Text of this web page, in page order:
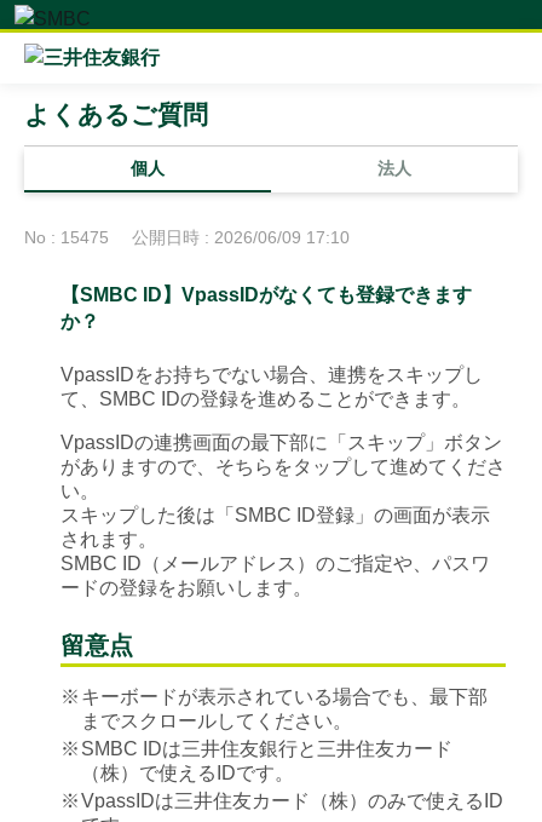
個人 法人
よくあるご質問
No : 15475 公開日時 : 2026/06/09 17:10
【SMBC ID】VpassIDがなくても登録できます
か？
VpassIDをお持ちでない場合、連携をスキップし
て、SMBC IDの登録を進めることができます。
VpassIDの連携画面の最下部に「スキップ」ボタン
がありますので、そちらをタップして進めてくださ
い。
スキップした後は「SMBC ID登録」の画面が表示
されます。
SMBC ID（メールアドレス）のご指定や、パスワ
ードの登録をお願いします。
留意点
※ キーボードが表示されている場合でも、最下部
までスクロールしてください。
※ SMBC IDは三井住友銀行と三井住友カード
（株）で使えるIDです。
※VpassIDは三井住友カード（株）のみで使えるID